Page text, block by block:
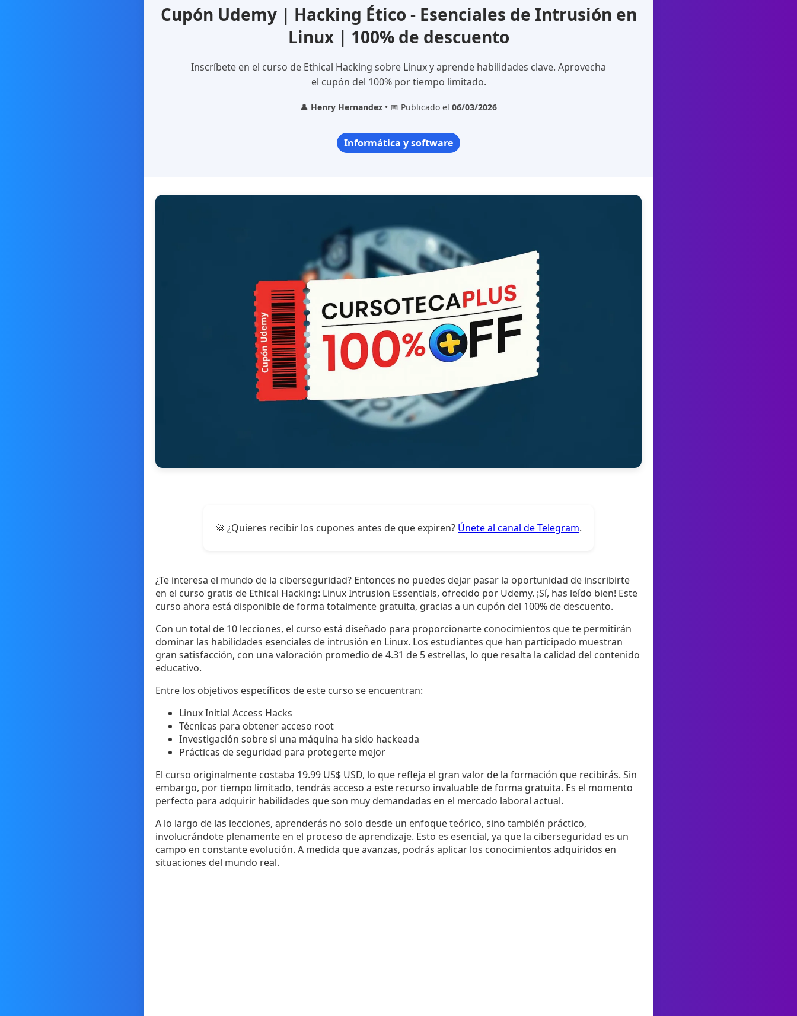
Cupón Udemy | Hacking Ético - Esenciales de Intrusión en
Linux | 100% de descuento
Inscríbete en el curso de Ethical Hacking sobre Linux y aprende habilidades clave. Aprovecha
el cupón del 100% por tiempo limitado.
👤 Henry Hernandez • 📅 Publicado el 06/03/2026
Informática y software
🚀 ¿Quieres recibir los cupones antes de que expiren? Únete al canal de Telegram.
¿Te interesa el mundo de la ciberseguridad? Entonces no puedes dejar pasar la oportunidad de inscribirte
en el curso gratis de Ethical Hacking: Linux Intrusion Essentials, ofrecido por Udemy. ¡Sí, has leído bien! Este
curso ahora está disponible de forma totalmente gratuita, gracias a un cupón del 100% de descuento.
Con un total de 10 lecciones, el curso está diseñado para proporcionarte conocimientos que te permitirán
dominar las habilidades esenciales de intrusión en Linux. Los estudiantes que han participado muestran
gran satisfacción, con una valoración promedio de 4.31 de 5 estrellas, lo que resalta la calidad del contenido
educativo.
Entre los objetivos específicos de este curso se encuentran:
Linux Initial Access Hacks
Técnicas para obtener acceso root
Investigación sobre si una máquina ha sido hackeada
Prácticas de seguridad para protegerte mejor
El curso originalmente costaba 19.99 US$ USD, lo que refleja el gran valor de la formación que recibirás. Sin
embargo, por tiempo limitado, tendrás acceso a este recurso invaluable de forma gratuita. Es el momento
perfecto para adquirir habilidades que son muy demandadas en el mercado laboral actual.
A lo largo de las lecciones, aprenderás no solo desde un enfoque teórico, sino también práctico,
involucrándote plenamente en el proceso de aprendizaje. Esto es esencial, ya que la ciberseguridad es un
campo en constante evolución. A medida que avanzas, podrás aplicar los conocimientos adquiridos en
situaciones del mundo real.